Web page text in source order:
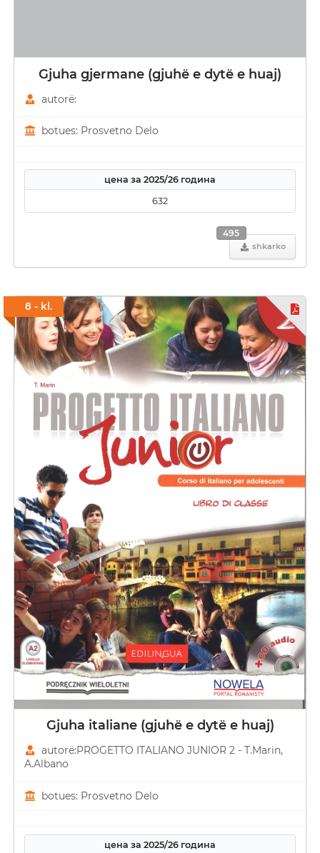
Gjuha gjermane (gjuhë e dytë e huaj)
autorë:
botues: Prosvetno Delo
цена за 2025/26 година
632
shkarko
495
8 - kl.
Gjuha italiane (gjuhë e dytë e huaj)
autorë:PROGETTO ITALIANO JUNIOR 2 - T.Marin,
A.Albano
botues: Prosvetno Delo
цена за 2025/26 година